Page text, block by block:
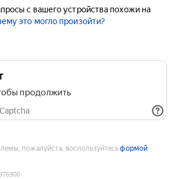
с вашего устройства похожи на
это могло произойти?
продолжить
пожалуйста, воспользуйтесьформой